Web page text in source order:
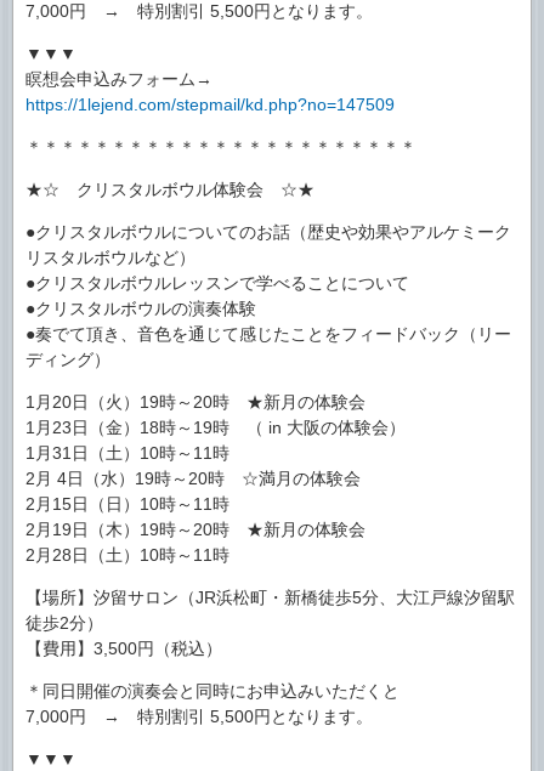
7,000円 → 特別割引 5,500円となります。
▼▼▼
瞑想会申込みフォーム→
https://1lejend.com/stepmail/kd.php?no=147509
＊＊＊＊＊＊＊＊＊＊＊＊＊＊＊＊＊＊＊＊＊＊＊
★☆ クリスタルボウル体験会 ☆★
●クリスタルボウルについてのお話（歴史や効果やアルケミーク
リスタルボウルなど）
●クリスタルボウルレッスンで学べることについて
●クリスタルボウルの演奏体験
●奏でて頂き、音色を通じて感じたことをフィードバック（リー
ディング）
1月20日（火）19時～20時 ★新月の体験会
1月23日（金）18時～19時 （ in 大阪の体験会）
1月31日（土）10時～11時
2月 4日（水）19時～20時 ☆満月の体験会
2月15日（日）10時～11時
2月19日（木）19時～20時 ★新月の体験会
2月28日（土）10時～11時
【場所】汐留サロン（JR浜松町・新橋徒歩5分、大江戸線汐留駅
徒歩2分）
【費用】3,500円（税込）
＊同日開催の演奏会と同時にお申込みいただくと
7,000円 → 特別割引 5,500円となります。
▼▼▼